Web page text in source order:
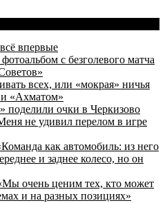
впервые
с безголевого матча
всех, или «мокрая» ничья
«Ахматом»
поделили очки в Черкизово
не удивил перелом в игре
как автомобиль: из него
и заднее колесо, но он
очень ценим тех, кто может
и на разных позициях»